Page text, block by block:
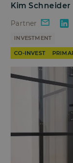
Kim Schneider
Partner
INVESTMENT
CO-INVEST